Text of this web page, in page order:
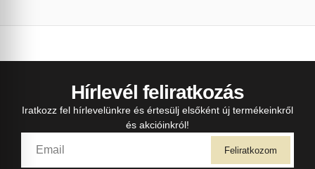
Hírlevél feliratkozás
Iratkozz fel hírlevelünkre és értesülj elsőként új termékeinkről
és akcióinkról!
Feliratkozom